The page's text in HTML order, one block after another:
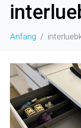
Anfang